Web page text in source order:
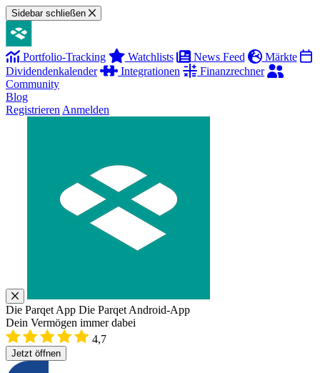
Sidebar schließen
Portfolio-Tracking Watchlists News Feed
Märkte
Dividendenkalender
Integrationen
Finanzrechner
Community
Blog
Registrieren Anmelden
Die Parqet App Die Parqet Android-App
Dein Vermögen immer dabei
4,7
Jetzt öffnen